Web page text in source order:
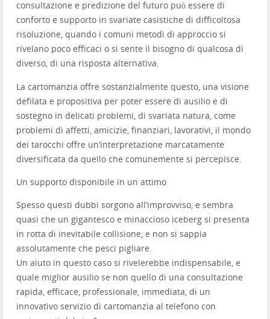
consultazione e predizione del futuro può essere di
conforto e supporto in svariate casistiche di difficoltosa
risoluzione, quando i comuni metodi di approccio si
rivelano poco efficaci o si sente il bisogno di qualcosa di
diverso, di una risposta alternativa.
La cartomanzia offre sostanzialmente questo, una visione
defilata e propositiva per poter essere di ausilio e di
sostegno in delicati problemi, di svariata natura, come
problemi di affetti, amicizie, finanziari, lavorativi, il mondo
dei tarocchi offre un’interpretazione marcatamente
diversificata da quello che comunemente si percepisce.
Un supporto disponibile in un attimo
Spesso questi dubbi sorgono all’improvviso, e sembra
quasi che un gigantesco e minaccioso iceberg si presenta
in rotta di inevitabile collisione, e non si sappia
assolutamente che pesci pigliare.
Un aiuto in questo caso si rivelerebbe indispensabile, e
quale miglior ausilio se non quello di una consultazione
rapida, efficace, professionale, immediata, di un
innovativo servizio di cartomanzia al telefono con